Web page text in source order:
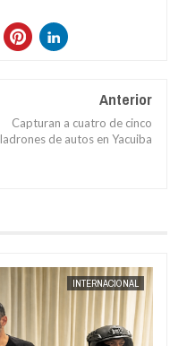
Anterior
Capturan a cuatro de cinco
ladrones de autos en Yacuiba
INTERNACIONAL JORGE